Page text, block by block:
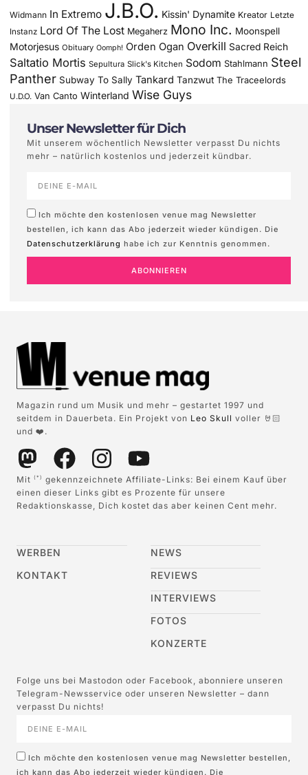
Widmann In Extremo J.B.O. Kissin' Dynamite Kreator Letzte
Instanz Lord Of The Lost Megaherz Mono Inc. Moonspell
Motorjesus Obituary Oomph! Orden Ogan Overkill Sacred Reich
Saltatio Mortis Sepultura Slick's Kitchen Sodom Stahlmann Steel
Panther Subway To Sally Tankard Tanzwut The Traceelords
U.D.O. Van Canto Winterland Wise Guys
Unser Newsletter für Dich
Mit unserem wöchentlich Newsletter verpasst Du nichts
mehr – natürlich kostenlos und jederzeit kündbar.
Ich möchte den kostenlosen venue mag Newsletter
bestellen, ich kann das Abo jederzeit wieder kündigen. Die
Datenschutzerklärung habe ich zur Kenntnis genommen.
ABONNIEREN
Magazin rund um Musik und mehr – gestartet 1997 und
seitdem in Dauerbeta. Ein Projekt von Leo Skull voller 🤘🏻
und ❤️.
Mit (*)
gekennzeichnete Affiliate-Links: Bei einem Kauf über
einen dieser Links gibt es Prozente für unsere
Redaktionskasse, Dich kostet das aber keinen Cent mehr.
WERBEN
KONTAKT
NEWS
REVIEWS
INTERVIEWS
FOTOS
KONZERTE
Folge uns bei Mastodon oder Facebook, abonniere unseren
Telegram-Newsservice oder unseren Newsletter – dann
verpasst Du nichts!
Ich möchte den kostenlosen venue mag Newsletter bestellen,
ich kann das Abo jederzeit wieder kündigen. Die